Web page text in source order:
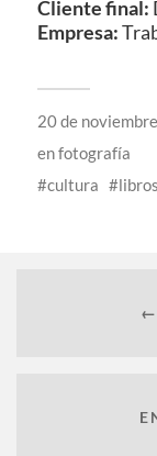
Cliente final:
Empresa:
20 de
enfotografía
cultura
libros
←